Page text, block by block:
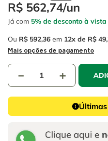
R$ 562,74/un
Já com 5% de desconto à vista
Ou R$ 592,36 em 12 R$ 49,
Mais opções de pagamento
＋
－
6 fio
7º serra copo
8º cabo flexivel
disco corte
º escada
º serra circular
º fio
cabo flexivel
º chave impacto
10º disco corte